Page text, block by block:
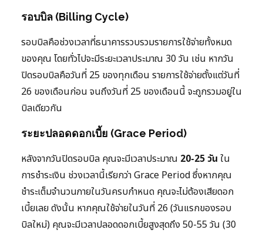
รอบบิล (Billing Cycle)
รอบบิลคือช่วงเวลาที่ธนาคารรวบรวมรายการใช้จ่ายทั้งหมด
ของคุณ โดยทั่วไปจะมีระยะเวลาประมาณ 30 วัน เช่น หากวัน
ปิดรอบบิลคือวันที่ 25 ของทุกเดือน รายการใช้จ่ายตั้งแต่วันที่
26 ของเดือนก่อน จนถึงวันที่ 25 ของเดือนนี้ จะถูกรวมอยู่ใน
บิลเดียวกัน
ระยะปลอดดอกเบี้ย (Grace Period)
หลังจากวันปิดรอบบิล คุณจะมีเวลาประมาณ 20-25 วัน ใน
การชำระเงิน ช่วงเวลานี้เรียกว่า Grace Period ซึ่งหากคุณ
ชำระเต็มจำนวนภายในวันครบกำหนด คุณจะไม่ต้องเสียดอก
เบี้ยเลย ดังนั้น หากคุณใช้จ่ายในวันที่ 26 (วันแรกของรอบ
บิลใหม่) คุณจะมีเวลาปลอดดอกเบี้ยสูงสุดถึง 50-55 วัน (30